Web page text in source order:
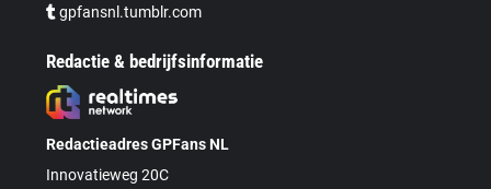
gpfansnl.tumblr.com
Redactie & bedrijfsinformatie
Redactieadres GPFans NL
Innovatieweg 20C